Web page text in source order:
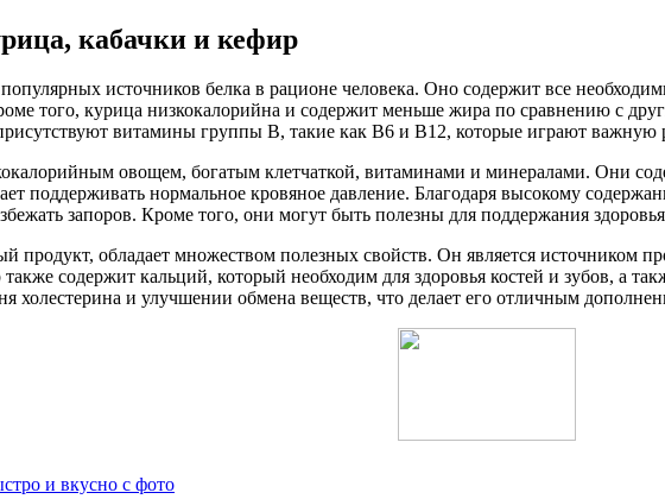
кабачки и кефир
источников белка в рационе человека. Оно содержит все
того, курица низкокалорийна и содержит меньше жира по сравнению с
витамины группы B, такие как B6 и B12, которые играют
овощем, богатым клетчаткой, витаминами и минералами. Они
поддерживать нормальное кровяное давление. Благодаря высокому
запоров. Кроме того, они могут быть полезны для поддержания
обладает множеством полезных свойств. Он является источником
содержит кальций, который необходим для здоровья костей и зубов, а
холестерина и улучшении обмена веществ, что делает его отличным
и вкусно с фото